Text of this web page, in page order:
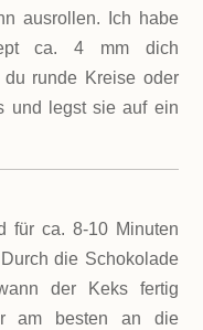
ausrollen. Ich habe
ca. 4 mm dich
runde Kreise oder
und legst sie auf ein
für ca. 8-10 Minuten
die Schokolade
der Keks fertig
am besten an die